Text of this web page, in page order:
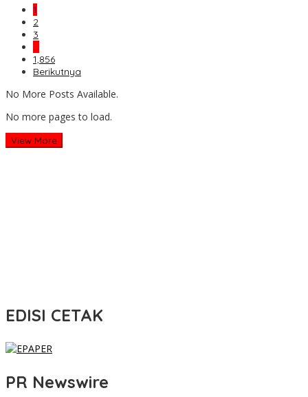
1
2
3
…
1,856
Berikutnya
No More Posts Available.
No more pages to load.
View More
EDISI CETAK
PR Newswire